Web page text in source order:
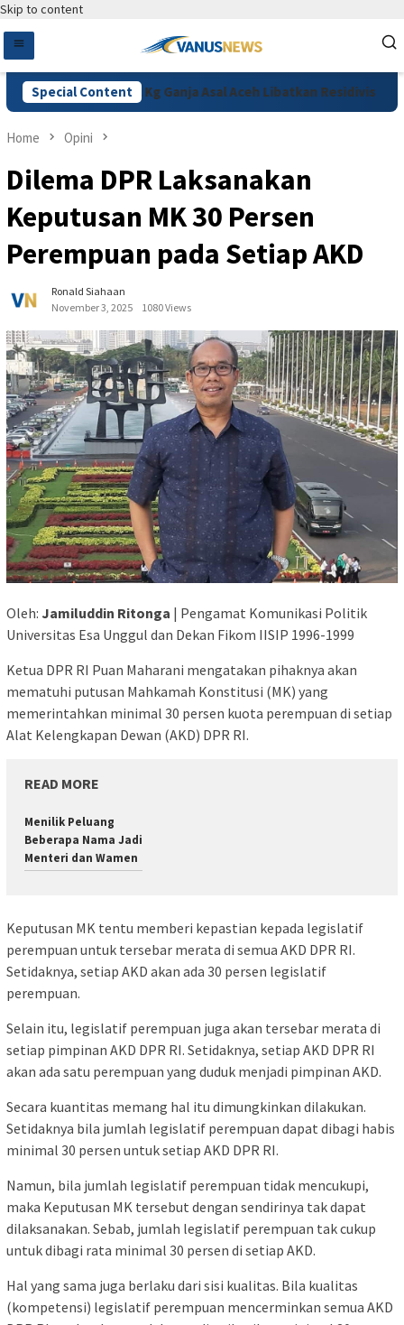
Skip to content
Special Content
Ungkap 132 Kg Ganja Asal Aceh Libatkan Residivis
Home Opini
Dilema DPR Laksanakan
Keputusan MK 30 Persen
Perempuan pada Setiap AKD
Ronald Siahaan
November 3, 2025
1080 Views
Oleh: Jamiluddin Ritonga | Pengamat Komunikasi Politik
Universitas Esa Unggul dan Dekan Fikom IISIP 1996-1999
Ketua DPR RI Puan Maharani mengatakan pihaknya akan
mematuhi putusan Mahkamah Konstitusi (MK) yang
memerintahkan minimal 30 persen kuota perempuan di setiap
Alat Kelengkapan Dewan (AKD) DPR RI.
READ MORE
Menilik Peluang
Beberapa Nama Jadi
Menteri dan Wamen
Keputusan MK tentu memberi kepastian kepada legislatif
perempuan untuk tersebar merata di semua AKD DPR RI.
Setidaknya, setiap AKD akan ada 30 persen legislatif
perempuan.
Selain itu, legislatif perempuan juga akan tersebar merata di
setiap pimpinan AKD DPR RI. Setidaknya, setiap AKD DPR RI
akan ada satu perempuan yang duduk menjadi pimpinan AKD.
Secara kuantitas memang hal itu dimungkinkan dilakukan.
Setidaknya bila jumlah legislatif perempuan dapat dibagi habis
minimal 30 persen untuk setiap AKD DPR RI.
Namun, bila jumlah legislatif perempuan tidak mencukupi,
maka Keputusan MK tersebut dengan sendirinya tak dapat
dilaksanakan. Sebab, jumlah legislatif perempuan tak cukup
untuk dibagi rata minimal 30 persen di setiap AKD.
Hal yang sama juga berlaku dari sisi kualitas. Bila kualitas
(kompetensi) legislatif perempuan mencerminkan semua AKD